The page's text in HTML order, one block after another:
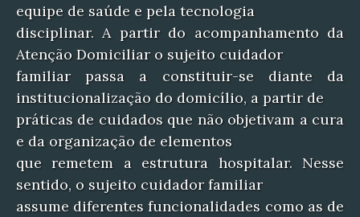
equipe de saúde e pela tecnologia
disciplinar. A partir do acompanhamento da
Atenção Domiciliar o sujeito cuidador
familiar passa a constituir-se diante da
institucionalização do domicílio, a partir de
práticas de cuidados que não objetivam a cura
e da organização de elementos
que remetem a estrutura hospitalar. Nesse
sentido, o sujeito cuidador familiar
assume diferentes funcionalidades como as de